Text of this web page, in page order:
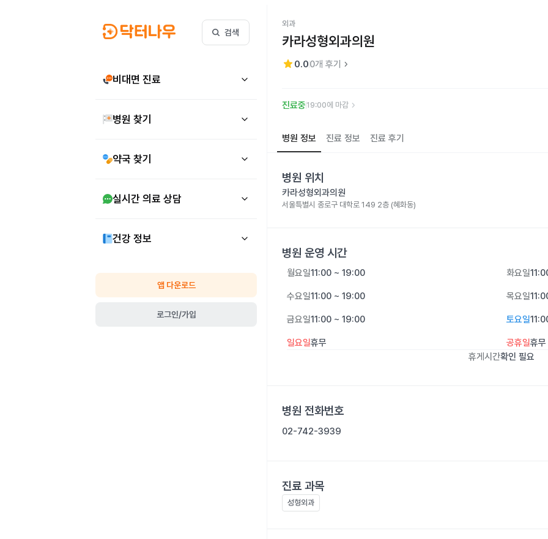
검색
비대면 진료
병원 찾기
약국 찾기
실시간 의료 상담
건강 정보
앱 다운로드
로그인/가입
외과
카라성형외과의원
star 0.00개 후기 keyboard_arrow_right
진료중 19:00에 마감 keyboard_arrow_right
병원 정보 진료 정보 진료 후기
병원 위치
카라성형외과의원
서울특별시 종로구 대학로 149 2층 (혜화동)
병원 운영 시간
월요일11:00 ~ 19:00 화요일
수요일11:00 ~ 19:00 목요일
금요일11:00 ~ 19:00 토요일
일요일휴무 공휴일휴무
휴게시간확인 필요
병원 전화번호
02-742-3939
진료 과목
성형외과